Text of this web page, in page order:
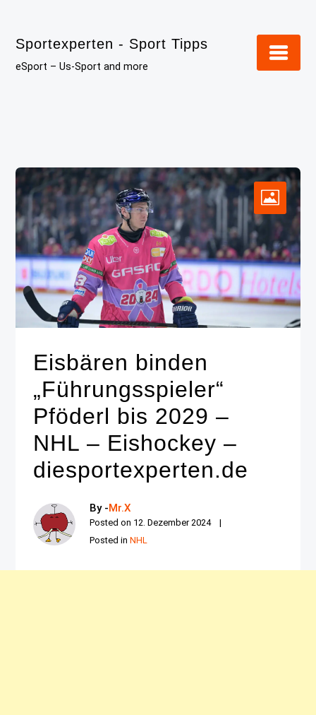
content
Sportexperten - Sport Tipps
eSport – Us-Sport and more
Eisbären binden
„Führungsspieler“
Pföderl bis 2029 –
NHL – Eishockey –
diesportexperten.de
By -Mr.X
Posted on 12. Dezember 2024
Posted inNHL